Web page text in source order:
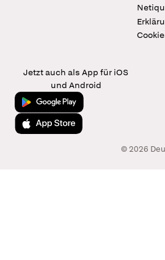
Jetzt auch als App für iOS
und Android
Jetzt bei Google Play
Laden im App Store
© 2026